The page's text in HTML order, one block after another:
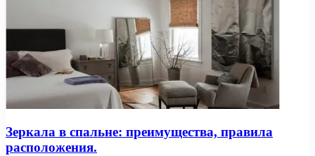
Зеркала в спальне: преимущества, правила
расположения.